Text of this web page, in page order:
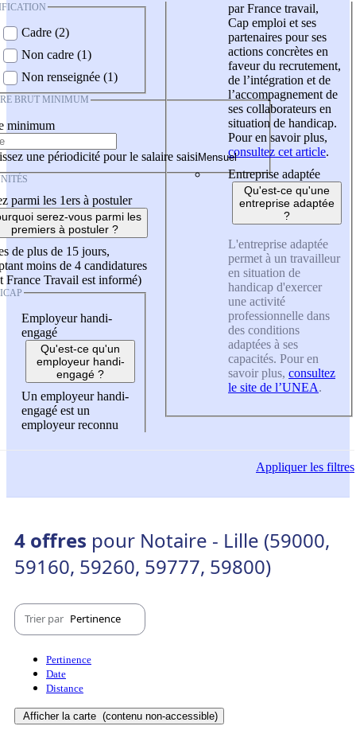
Cadre (2)
Non cadre (1)
Non renseignée (1)
BRUT MINIMUM
minimum
une périodicité pour le salaire saisi
parmi les 1ers à postuler
serez-vous parmi les
premiers à postuler ?
de plus de 15 jours,
moins de 4 candidatures
France Travail est informé)
Employeur handi-
engagé
Qu'est-ce qu'un
employeur handi-
engagé ?
Un employeur handi-
engagé est un
employeur reconnu
par France travail,
Cap emploi et ses
partenaires pour ses
actions concrètes en
faveur du recrutement,
de l’intégration et de
l’accompagnement de
ses collaborateurs en
situation de handicap.
Pour en savoir plus,
consultez cet article.
Entreprise adaptée
Qu'est-ce qu'une
entreprise adaptée
?
L'entreprise adaptée
permet à un travailleur
en situation de
handicap d'exercer
une activité
professionnelle dans
des conditions
adaptées à ses
capacités. Pour en
savoir plus, consultez
le site de l’UNEA.
Appliquerles filtres
4 offres pour Notaire - Lille (59000,
59160, 59260, 59777, 59800)
Trier par Pertinence
Pertinence
Date
Distance
Afficher la carte (contenu non-accessible)